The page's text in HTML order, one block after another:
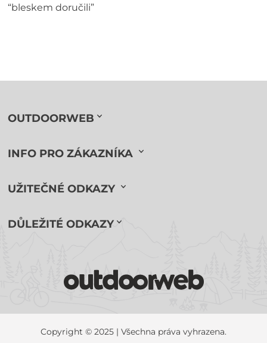
“bleskem doručili”
OUTDOORWEB
INFO PRO ZÁKAZNÍKA
UŽITEČNÉ ODKAZY
DŮLEŽITÉ ODKAZY
Copyright © 2025 | Všechna práva vyhrazena.